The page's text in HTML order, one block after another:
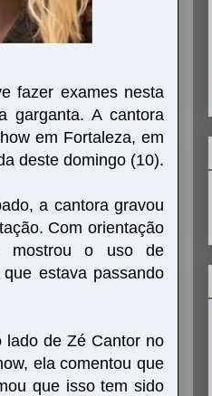
fazer exames nesta
garganta. A cantora
em Fortaleza, em
deste domingo (10).
a cantora gravou
Com orientação
mostrou o uso de
estava passando
lado de Zé Cantor no
ela comentou que
que isso tem sido